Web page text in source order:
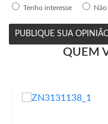
Tenho interesse
PUBLIQUE SUA
QUEM